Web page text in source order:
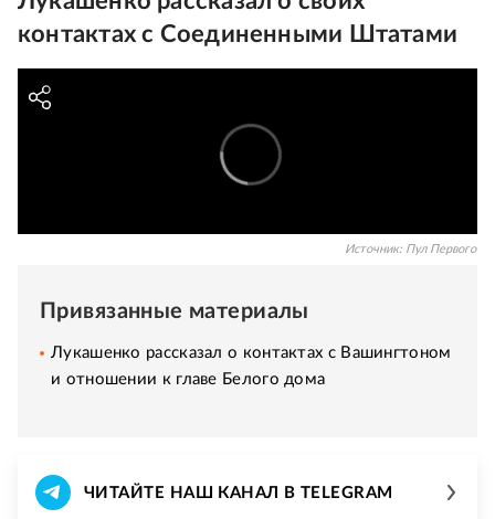
контактах с Соединенными Штатами
Источник: Пул Первого
Привязанные материалы
Лукашенко рассказал о контактах с Вашингтоном
и отношении к главе Белого дома
ЧИТАЙТЕ НАШ КАНАЛ В TELEGRAM